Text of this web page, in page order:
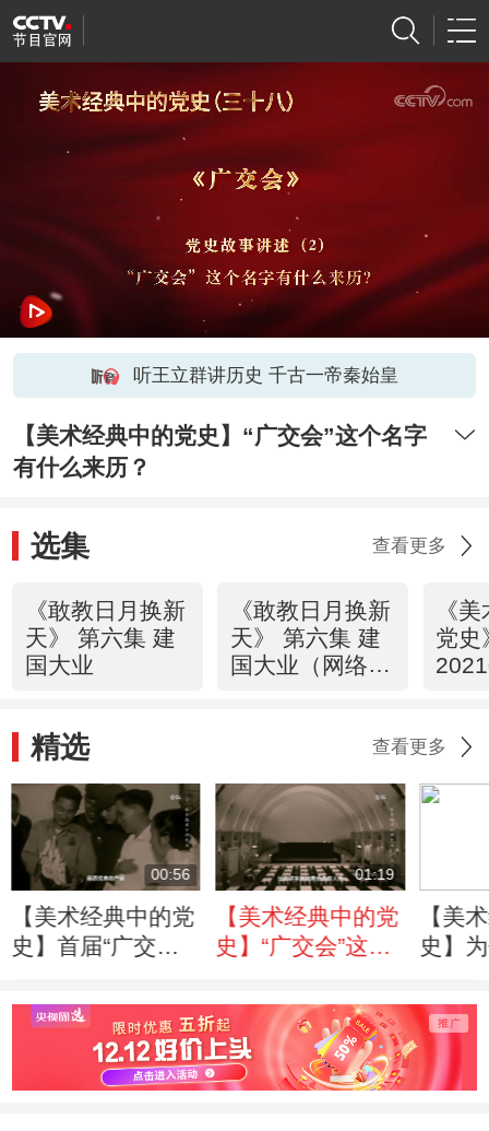
听王立群讲历史 千古一帝秦始皇
【美术经典中的党史】“广交会”这个名字
有什么来历？
选集 查看更多
《敢教日月换新
天》 第六集 建
国大业
《敢教日月换新
天》 第六集 建
国大业（网络
《
党史
精选 查看更多
00:56
【美术经典中的党
史】首届“广交
商品最畅销呢？
01:19
【美术经典中的党
史】“广交会”这个
【美
史】